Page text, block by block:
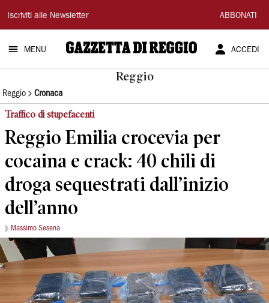
Gazzetta
di
Reggio
Iscriviti alle Newsletter ABBONATI
MENU ACCEDI
Reggio
Reggio Cronaca
Traffico di stupefacenti
Reggio Emilia crocevia per
cocaina e crack: 40 chili di
droga sequestrati dall’inizio
dell’anno
Massimo Sesena